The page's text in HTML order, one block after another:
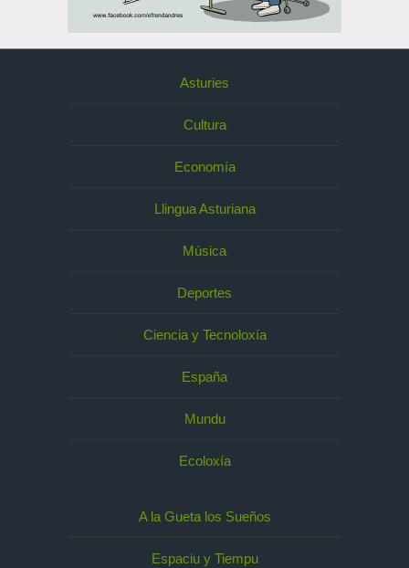
Asturies
Cultura
Economía
Llingua Asturiana
Música
Deportes
Ciencia y Tecnoloxía
España
Mundu
Ecoloxía
A la Gueta los Sueños
Espaciu y Tiempu